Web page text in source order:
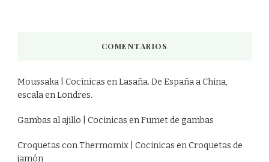
COMENTARIOS
Moussaka | Cocinicas enLasaña. De España a China,
escala en Londres.
Gambas al ajillo | Cocinicas enFumet de gambas
Croquetas con Thermomix | Cocinicas enCroquetas de
jamón